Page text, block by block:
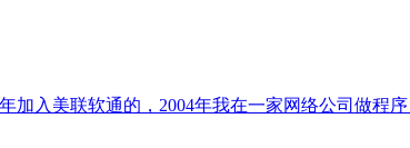
加入美联软通的，2004年我在一家网络公司做